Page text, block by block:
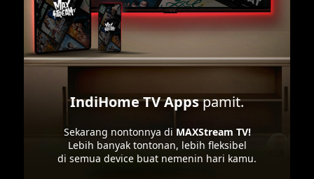
IndiHome TV Appspamit.
Sekarang nontonnya di MAXStream TV!
Lebih banyak tontonan, lebih fleksibel
di semua device buat nemenin hari kamu.